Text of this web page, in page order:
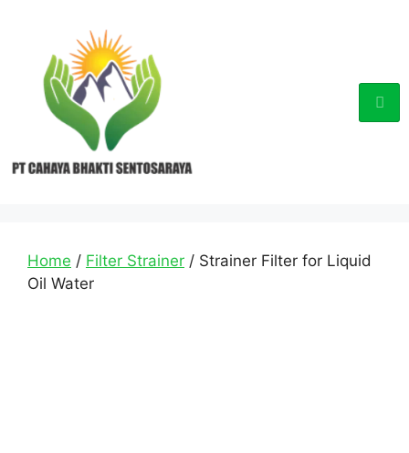
Home / Filter Strainer / Strainer Filter for Liquid
Oil Water